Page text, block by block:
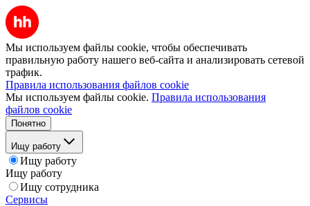
Мы используем файлы cookie, чтобы обеспечивать
правильную работу нашего веб-сайта и анализировать сетевой
трафик.
Правила использования файлов cookie
Мы используем файлы cookie. Правила использования
файлов cookie
Понятно
Ищу работу
Ищу работу
Ищу работу
Ищу сотрудника
Сервисы